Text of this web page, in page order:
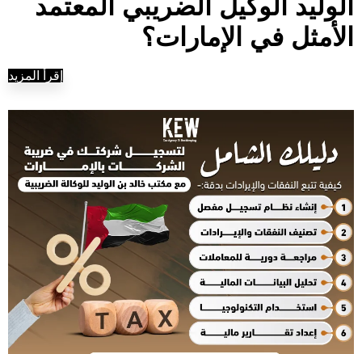
الوليد الوكيل الضريبي المعتمد
الأمثل في الإمارات؟
إقرأ المزيد